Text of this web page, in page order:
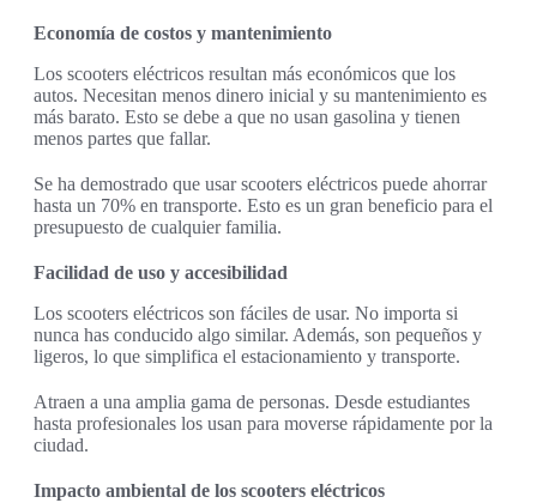
Economía de costos y mantenimiento
Los scooters eléctricos resultan más económicos que los
autos. Necesitan menos dinero inicial y su mantenimiento es
más barato. Esto se debe a que no usan gasolina y tienen
menos partes que fallar.
Se ha demostrado que usar scooters eléctricos puede ahorrar
hasta un 70% en transporte. Esto es un gran beneficio para el
presupuesto de cualquier familia.
Facilidad de uso y accesibilidad
Los scooters eléctricos son fáciles de usar. No importa si
nunca has conducido algo similar. Además, son pequeños y
ligeros, lo que simplifica el estacionamiento y transporte.
Atraen a una amplia gama de personas. Desde estudiantes
hasta profesionales los usan para moverse rápidamente por la
ciudad.
Impacto ambiental de los scooters eléctricos